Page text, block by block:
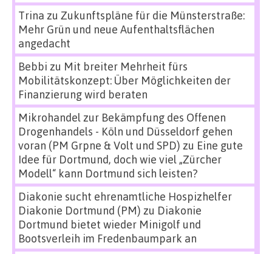
Trina zu Zukunftspläne für die Münsterstraße:
Mehr Grün und neue Aufenthaltsflächen
angedacht
Bebbi zu Mit breiter Mehrheit fürs
Mobilitätskonzept: Über Möglichkeiten der
Finanzierung wird beraten
Mikrohandel zur Bekämpfung des Offenen
Drogenhandels - Köln und Düsseldorf gehen
voran (PM Grpne & Volt und SPD) zu Eine gute
Idee für Dortmund, doch wie viel „Zürcher
Modell“ kann Dortmund sich leisten?
Diakonie sucht ehrenamtliche Hospizhelfer
Diakonie Dortmund (PM) zu Diakonie
Dortmund bietet wieder Minigolf und
Bootsverleih im Fredenbaumpark an